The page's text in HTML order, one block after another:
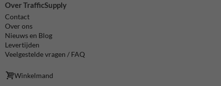
Over TrafficSupply
Contact
Over ons
Nieuws en Blog
Levertijden
Veelgestelde vragen / FAQ
Winkelmand